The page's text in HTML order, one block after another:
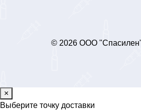
© 2026 ООО
×
Выберите точку доставки